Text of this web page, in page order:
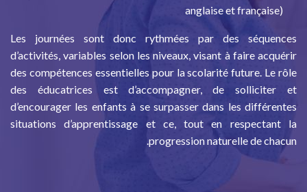
anglaise et française)
Les journées sont donc rythmées par des séquences
d’activités, variables selon les niveaux, visant à faire acquérir
des compétences essentielles pour la scolarité future. Le rôle
des éducatrices est d’accompagner, de solliciter et
d’encourager les enfants à se surpasser dans les différentes
situations d’apprentissage et ce, tout en respectant la
progression naturelle de chacun.